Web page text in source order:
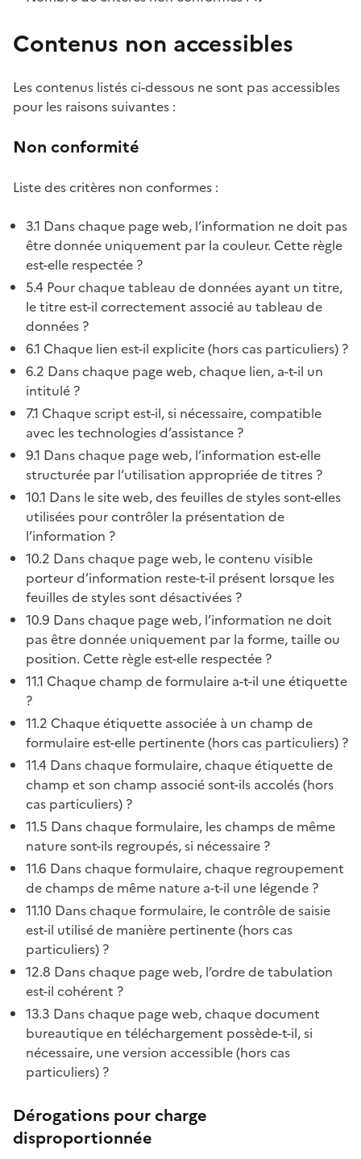
Contenus non accessibles
Les contenus listés ci-dessous ne sont pas accessibles
pour les raisons suivantes :
Non conformité
Liste des critères non conformes :
3.1 Dans chaque page web, l’information ne doit pas
être donnée uniquement par la couleur. Cette règle
est-elle respectée ?
5.4 Pour chaque tableau de données ayant un titre,
le titre est-il correctement associé au tableau de
données ?
6.1 Chaque lien est-il explicite (hors cas particuliers) ?
6.2 Dans chaque page web, chaque lien, a-t-il un
intitulé ?
7.1 Chaque script est-il, si nécessaire, compatible
avec les technologies d’assistance ?
9.1 Dans chaque page web, l’information est-elle
structurée par l’utilisation appropriée de titres ?
10.1 Dans le site web, des feuilles de styles sont-elles
utilisées pour contrôler la présentation de
l’information ?
10.2 Dans chaque page web, le contenu visible
porteur d’information reste-t-il présent lorsque les
feuilles de styles sont désactivées ?
10.9 Dans chaque page web, l’information ne doit
pas être donnée uniquement par la forme, taille ou
position. Cette règle est-elle respectée ?
11.1 Chaque champ de formulaire a-t-il une étiquette
?
11.2 Chaque étiquette associée à un champ de
formulaire est-elle pertinente (hors cas particuliers) ?
11.4 Dans chaque formulaire, chaque étiquette de
champ et son champ associé sont-ils accolés (hors
cas particuliers) ?
11.5 Dans chaque formulaire, les champs de même
nature sont-ils regroupés, si nécessaire ?
11.6 Dans chaque formulaire, chaque regroupement
de champs de même nature a-t-il une légende ?
11.10 Dans chaque formulaire, le contrôle de saisie
est-il utilisé de manière pertinente (hors cas
particuliers) ?
12.8 Dans chaque page web, l’ordre de tabulation
est-il cohérent ?
13.3 Dans chaque page web, chaque document
bureautique en téléchargement possède-t-il, si
nécessaire, une version accessible (hors cas
particuliers) ?
Dérogations pour charge
disproportionnée